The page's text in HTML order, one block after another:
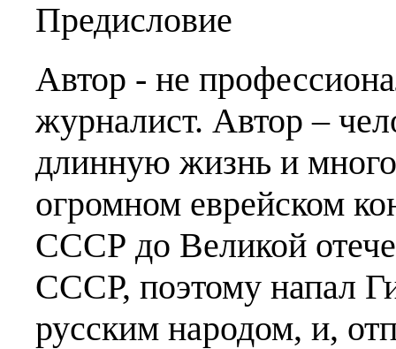
Предисловие
Автор - не
журналист. Автор –
длинную жизнь и
огромном еврейском
СССР до Великой
СССР, поэтому напал
русским народом, и,